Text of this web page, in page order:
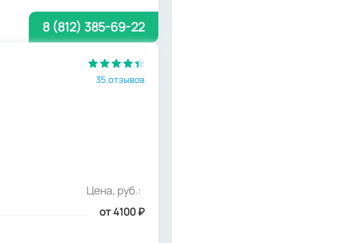
8 (812) 385-69-22
35 отзывов
Цена, руб.:
от 4100₽